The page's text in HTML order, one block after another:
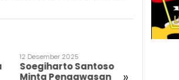
12 Desember 2025
Soegiharto Santoso
Minta Pengawasan